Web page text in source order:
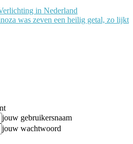
in Nederland
was zeven een heilig getal, zo lijkt
jouw gebruikersnaam
jouw wachtwoord